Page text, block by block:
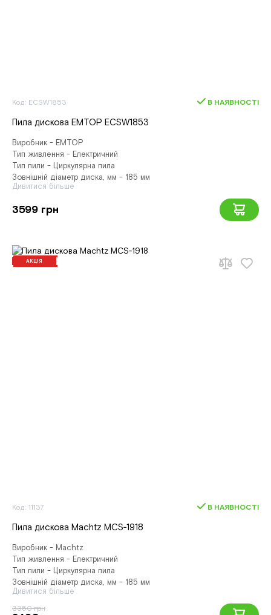
Код: ECSW1853 В НАЯВНОСТІ
Пила дискова EMTOP ECSW1853
Виробник - EMTOP
Тип живлення - Електричний
Тип пили - Циркулярна пила
Зовнішній діаметр диска, мм - 185 мм
Дивитися більше
3599 грн
АКЦІЯ
Код: 11137 В НАЯВНОСТІ
Пила дискова Machtz MCS‑1918
Виробник - Machtz
Тип живлення - Електричний
Тип пили - Циркулярна пила
Зовнішній діаметр диска, мм - 185 мм
Дивитися більше
3350 грн